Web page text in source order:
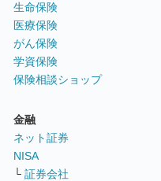
生命保険
医療保険
がん保険
学資保険
保険相談ショップ
金融
ネット証券
NISA
└ 証券会社